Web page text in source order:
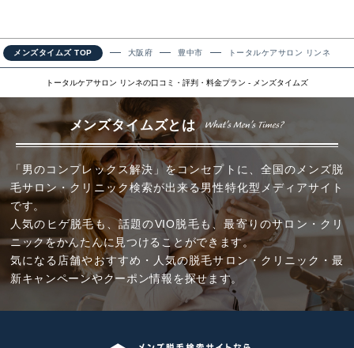
メンズタイムズ TOP 大阪府 豊中市 トータルケアサロン リンネ
トータルケアサロン リンネの口コミ・評判・料金プラン - メンズタイムズ
メンズタイムズとは
「男のコンプレックス解決」をコンセプトに、全国のメンズ脱
毛サロン・クリニック検索が出来る男性特化型メディアサイト
です。
人気のヒゲ脱毛も、話題のVIO脱毛も、最寄りのサロン・クリ
ニックをかんたんに見つけることができます。
気になる店舗やおすすめ・人気の脱毛サロン・クリニック・最
新キャンペーンやクーポン情報を探せます。